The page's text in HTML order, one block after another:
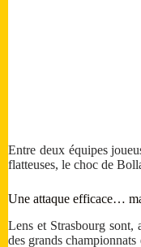
Entre deux équipes
flatteuses, le choc de
Une attaque efficace…
Lens et Strasbourg sont,
des grands